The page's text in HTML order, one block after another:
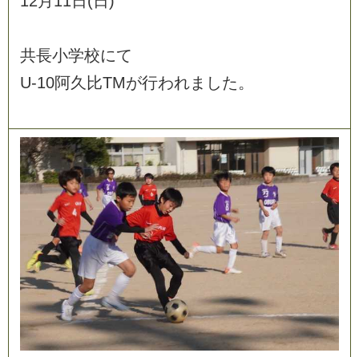
共長小学校にて
U-10阿久 比TMが行われま した。